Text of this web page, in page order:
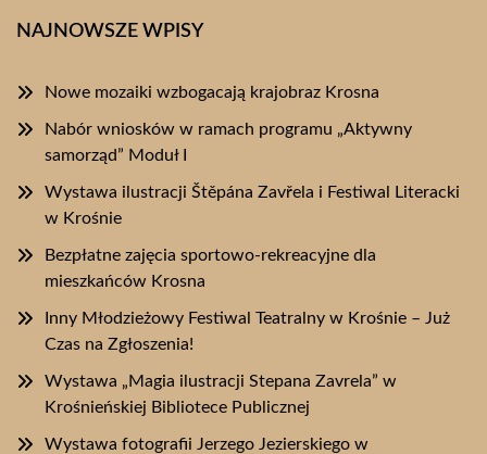
NAJNOWSZE WPISY
Nowe mozaiki wzbogacają krajobraz Krosna
Nabór wniosków w ramach programu „Aktywny
samorząd” Moduł I
Wystawa ilustracji Štěpána Zavřela i Festiwal Literacki
w Krośnie
Bezpłatne zajęcia sportowo-rekreacyjne dla
mieszkańców Krosna
Inny Młodzieżowy Festiwal Teatralny w Krośnie – Już
Czas na Zgłoszenia!
Wystawa „Magia ilustracji Stepana Zavrela” w
Krośnieńskiej Bibliotece Publicznej
Wystawa fotografii Jerzego Jezierskiego w